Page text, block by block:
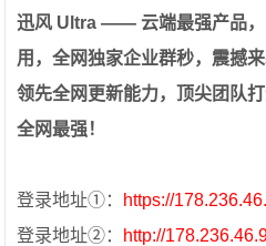
迅风 Ultra —— 云端最强产品，
用，全网独家企业群秒，震撼来
领先全网更新能力，顶尖团队
全网最强！
登录地址①： https://
登录地址②： http://